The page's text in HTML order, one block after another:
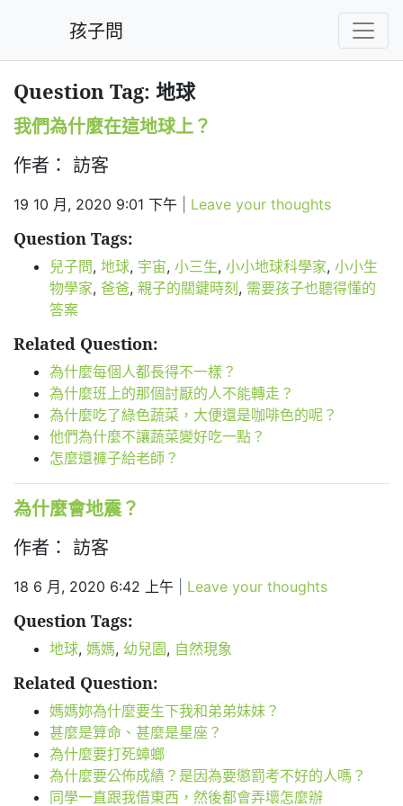
孩子問
Question Tag: 地球
我們為什麼在這地球上？
作者： 訪客
19 10 月, 2020 9:01 下午 Leave your thoughts
Question Tags:
兒子問, 地球, 宇宙, 小三生, 小小地球科學家, 小小生
物學家, 爸爸, 親子的關鍵時刻 , 需要孩子也聽得懂的
答案
Related Question:
為什麼每個人都長得不一樣？
為什麼班上的那個討厭的人不能轉走？
為什麼吃了綠色蔬菜，大便還是咖啡色的呢？
他們為什麼不讓蔬菜變好吃一點？
怎麼還褲子給老師？
為什麼會地震？
作者： 訪客
18 6 月, 2020 6:42 上午 Leave your thoughts
Question Tags:
地球, 媽媽, 幼兒園, 自然現象
Related Question:
媽媽妳為什麼要生下我和弟弟妹妹？
甚麼是算命、甚麼是星座？
為什麼要打死蟑螂
為什麼要公佈成績？是因為要懲罰考不好的人嗎？
同學一直跟我借東西，然後都會弄壞怎麼辦